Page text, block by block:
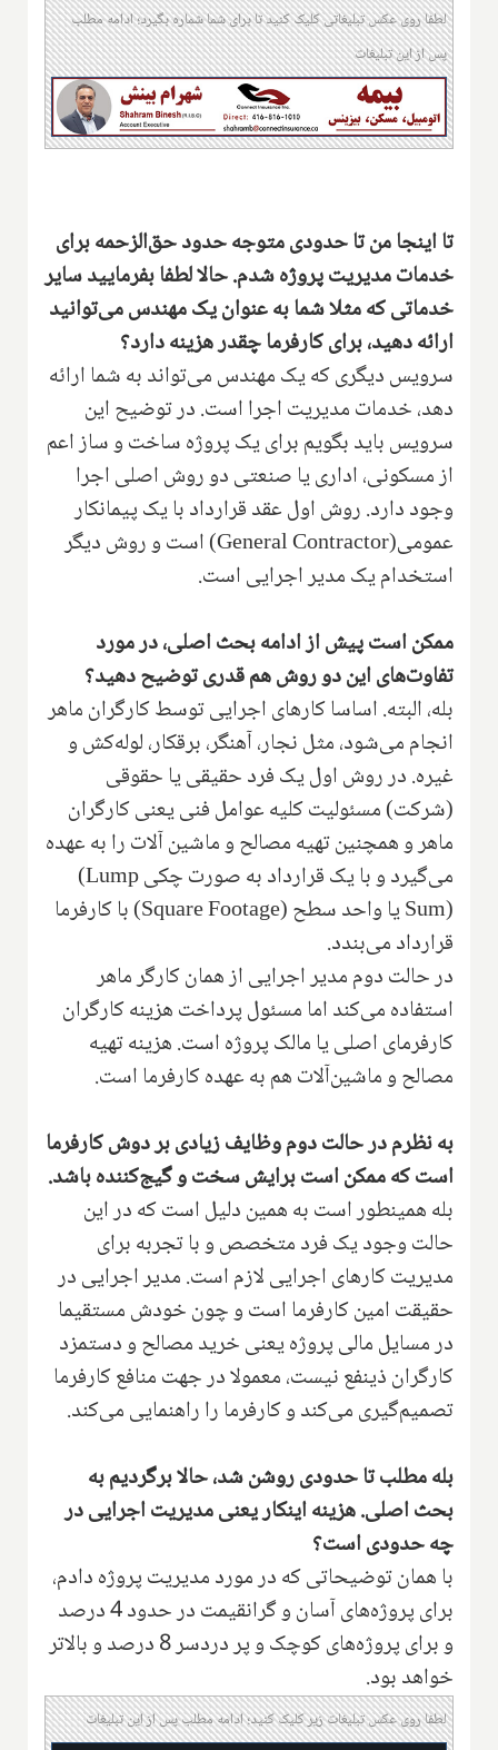
لطفا روی عکس تبلیغاتی کلیک کنید تا برای شما شماره بگیرد؛ ادامه مطلب
پس از این تبلیغات
تا اینجا من تا حدودی متوجه حدود حق‌الزحمه برای
خدمات مدیریت پروژه شدم. حالا لطفا بفرمایید سایر
خدماتی که مثلا شما به عنوان یک مهندس می‌توانید
ارائه دهید، برای کارفرما چقدر هزینه دارد؟
سرویس دیگری که یک مهندس می‌تواند به شما ارائه
دهد، خدمات مدیریت اجرا است. در توضیح این
سرویس باید بگویم برای یک پروژه ساخت و ساز اعم
از مسکونی، اداری یا صنعتی دو روش اصلی اجرا
وجود دارد. روش اول عقد قرارداد با یک پیمانکار
عمومی(General Contractor)است و روش دیگر
استخدام یک مدیر اجرایی است.
‌ممکن است پیش از ادامه بحث اصلی، در مورد
تفاوت‌های این دو روش هم قدری‌ توضیح دهید؟
بله، البته. اساسا کارهای اجرایی توسط کارگران ماهر
انجام می‌شود، مثل نجار، آهنگر، برقکار، لوله‌کش و
غیره. در روش اول یک فرد حقیقی یا حقوقی
(شرکت) مسئولیت کلیه عوامل فنی یعنی کارگران
ماهر و همچنین تهیه مصالح و ماشین آلات را به عهده
می‌گیرد و با یک قرارداد به صورت چکی(Lump
Sum)یا واحد سطح(Square Footage)با کارفرما
قرارداد می‌بندد.
در حالت دوم مدیر اجرایی از همان کارگر ماهر
استفاده می‌کند اما مسئول پرداخت هزینه کارگران
کارفرمای اصلی یا مالک پروژه است. هزینه تهیه
مصالح و ماشین‌آلات هم به عهده کارفرما است.
‌به نظرم در حالت دوم وظایف زیادی بر دوش کارفرما
است که ممکن است برایش سخت و گیج‌کننده باشد.
بله همینطور است به همین دلیل است که در این
حالت وجود یک فرد متخصص و با تجربه برای
مدیریت کارهای اجرایی لازم است. مدیر اجرایی در
حقیقت امین کارفرما است و چون خودش مستقیما
در مسایل مالی پروژه یعنی خرید مصالح و دستمزد
کارگران ذینفع نیست، معمولا در جهت منافع کارفرما
تصمیم‌گیری می‌کند و کارفرما را راهنمایی می‌کند.
‌بله مطلب تا حدودی روشن شد، حالا برگردیم به
بحث اصلی. هزینه اینکار یعنی مدیریت اجرایی در
چه حدودی است؟
با همان توضیحاتی که در مورد مدیریت پروژه دادم،
برای پروژه‌های آسان و گرانقیمت در حدود 4 درصد
و برای پروژه‌های کوچک و پر دردسر 8 درصد و بالاتر
خواهد بود.
لطفا روی عکس تبلیغات زیر کلیک کنید؛ ادامه مطلب پس از این تبلیغات